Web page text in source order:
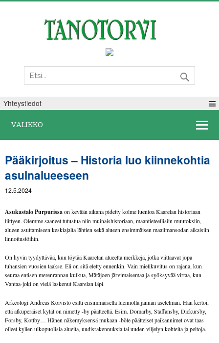
Yhteystiedot
VALIKKO
Pääkirjoitus – Historia luo kiinnekohtia
asuinalueeseen
12.5.2024
Asukastalo Purpurissaon kevään aikana pidetty kolme luentoa Kaarelan historiaan
liittyen. Olemme saaneet tutustua niin muinaishistoriaan, maantieteellisiin muutoksiin,
alueen asuttamiseen keskiajalta lähtien sekä alueen ensimmäisen maailmansodan aikaisiin
linnoitustöihin.
On hyvin tyydyttävää, kun löytää Kaarelan alueelta merkkejä, jotka viittaavat jopa
tuhansien vuosien taakse. Eli on sitä eletty ennenkin. Vain mielikuvitus on rajana, kun
seuraa entisen merenrannan kulkua, Mätäjoen järvimaisemaa ja syöksyvää virtaa, kun
Vantaa-joki on vielä laskenut Kaarelan läpi.
Arkeologi Andreas Koivisto esitti ensimmäisellä luennolla jännän asetelman. Hän kertoi,
että alkuperäiset kylät on nimetty -by päätteellä. Esim. Domarby, Staffansby, Dickursby,
Forsby, Kottby… Hänen näkemyksensä mukaan -böle päätteiset paikannimet ovat taas
olleet kylien ulkopuolisia alueita, uudisrakennuksia tai uuden viljelyn kohteita ja peltoja.